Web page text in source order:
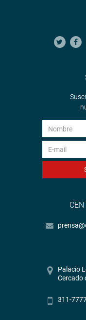
Palacio
Cercado
311-